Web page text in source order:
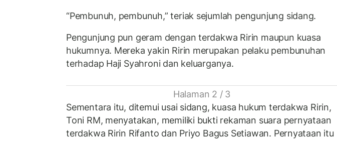
“Pembunuh, pembunuh,” teriak sejumlah pengunjung sidang.
Pengunjung pun geram dengan terdakwa Ririn maupun kuasa
hukumnya. Mereka yakin Ririn merupakan pelaku pembunuhan
terhadap Haji Syahroni dan keluarganya.
Halaman 2 / 3
Sementara itu, ditemui usai sidang, kuasa hukum terdakwa Ririn,
Toni RM, menyatakan, memiliki bukti rekaman suara pernyataan
terdakwa Ririn Rifanto dan Priyo Bagus Setiawan. Pernyataan itu